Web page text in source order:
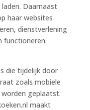
Daarnaast
haar websites
dienstverlening
functioneren.
die tijdelijk door
zoals mobiele
geplaatst.
maakt